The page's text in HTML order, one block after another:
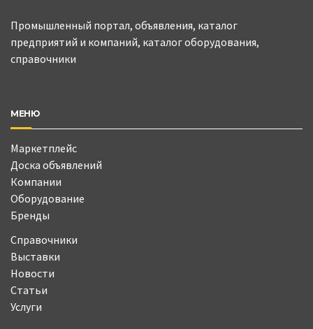
Промышленный портал, объявления, каталог
предприятий и компаний, каталог оборудования,
справочники
МЕНЮ
Маркетплейс
Доска объявлений
Компании
Оборудование
Бренды
Справочники
Выставки
Новости
Статьи
Услуги